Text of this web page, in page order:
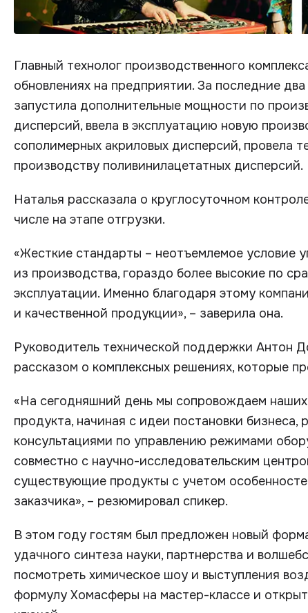
Главный технолог производственного
обновлениях на предприятии. За последние
запустила дополнительные мощности по
дисперсий, ввела в эксплуатацию новую
сополимерных акриловых дисперсий, провела
производству поливинилацетатных дисперсий.
Наталья рассказала о круглосуточном
числе на этапе отгрузки.
«Жесткие стандарты – неотъемлемое условие
из производства, гораздо более высокие по
эксплуатации. Именно благодаря этому
и качественной продукции», – заверила она.
Руководитель технической поддержки Антон
рассказом о комплексных решениях, которые
«На сегодняшний день мы сопровождаем
продукта, начиная с идеи постановки бизнеса,
консультациями по управлению режимами
совместно с научно-исследовательским
существующие продукты с учетом
заказчика», – резюмировал спикер.
В этом году гостям был предложен новый
удачного синтеза науки, партнерства и
посмотреть химическое шоу и выступления
формулу Хомасферы на мастер-классе и